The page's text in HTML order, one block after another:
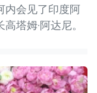
内会见了印度阿
塔姆·阿达尼。